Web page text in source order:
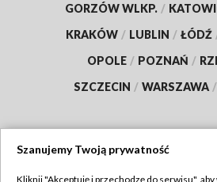
GORZÓW WLKP. /
KRAKÓW / LUBLIN / ŁÓDŹ
OPOLE / POZNAŃ /
SZCZECIN / WARSZAWA /
Szanujemy Twoją prywatność
Kliknij "Akceptuję i przechodzę do serwisu", aby